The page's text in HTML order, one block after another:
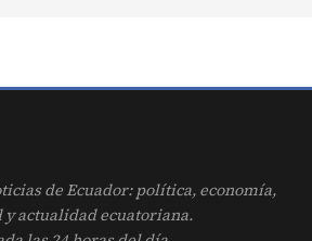
de Ecuador: política, economía,
actualidad ecuatoriana.